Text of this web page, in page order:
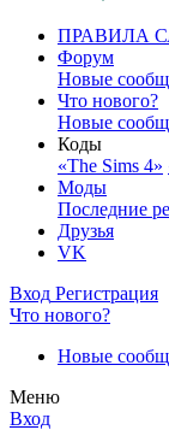
ПРАВИЛА
Форум
Новые
Что нового?
Новые
Коды
«The Sims 4»
Моды
Последние
Друзья
VK
Вход Регистрация
Что нового?
Новые
Меню
Вход